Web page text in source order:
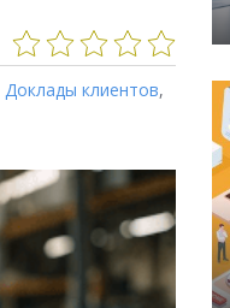
Доклады клиентов,